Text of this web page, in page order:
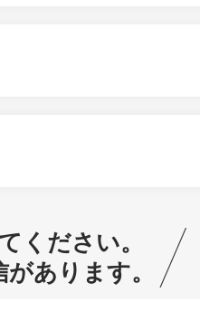
ください。
あります。